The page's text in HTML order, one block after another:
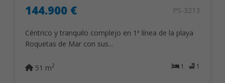
144.900 € PS-3213
Céntrico y tranquilo complejo en 1ª línea de la playa
Roquetas de Mar con sus...
1 1
51 m2